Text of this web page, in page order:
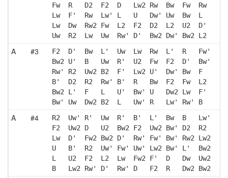
Fw  R   D2  F2  D   Lw2 Rw  Bw  Fw  Rw
Lw  F'  Rw  Lw' L   U   Dw' Uw  Bw  L
Lw  Dw  Rw2 Fw  L2  F2  D2  L2  U2  D'
Uw  R2  Lw  Uw  Rw' D'  Bw2 Dw' Bw2 L2
A #3
F2  D'  Bw  L'  Uw  Lw  Rw  L'  R   Fw'
Bw2 U'  B   Uw  R'  U2  Fw  F2  D'  Bw'
Rw' R2  Uw2 B2  F'  Lw2 U'  Dw' Bw  F
B'  D2  R2  Rw' B'  R   Bw  F2  Fw  L2
Bw2 L'  F   L   U'  Bw' U   Dw2 Lw  F'
Bw' Uw  Dw2 B2  L   Uw' R   Lw' Rw' B
A #4
R2  Uw' R'  Uw  R'  B'  L'  Bw  B   Lw'
F2  Uw2 D   U2  Bw2 F2  Uw2 Bw' D2  R2
Lw  D'  Fw2 Bw2 D'  Rw' Fw' Bw' Rw2 Lw2
U   B'  R2  Uw' Fw' Uw' Lw2 Bw' L'  Bw2
L   U2  F2  L2  Lw  Fw2 F'  D   Dw  Uw2
B   Lw2 Rw' D'  Rw' D   F2  R   Dw2 Bw2